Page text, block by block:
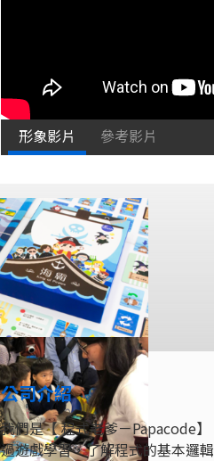
形象影片 參考影片
公司介紹
我們是【 程式老爹－Papacode
過遊戲學習，了解程式的基本邏